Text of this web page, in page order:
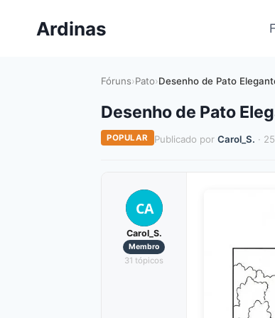
Ardinas
Fóruns›Pato›Desenho de Pato
Desenho de Pato
POPULAR Publicado por Carol_S. ·
CA
Carol_S.
Membro
31 tópicos